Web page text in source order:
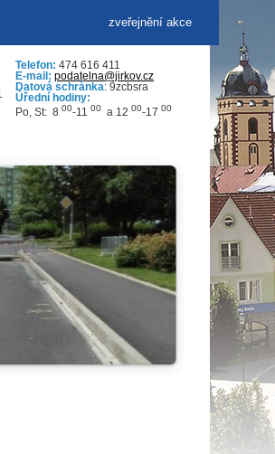
zveřejnění akce
Telefon: 474 616 411
E-mail: podatelna@jirkov.cz
Datová schránka: 9zcbsra
Úřední hodiny:
Po, St: 8 00-11 00 a 12 00-17 00